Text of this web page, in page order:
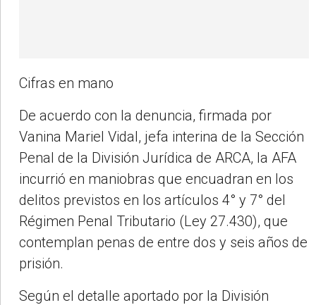
Cifras en mano
De acuerdo con la denuncia, firmada por
Vanina Mariel Vidal, jefa interina de la Sección
Penal de la División Jurídica de ARCA, la AFA
incurrió en maniobras que encuadran en los
delitos previstos en los artículos 4° y 7° del
Régimen Penal Tributario (Ley 27.430), que
contemplan penas de entre dos y seis años de
prisión.
Según el detalle aportado por la División